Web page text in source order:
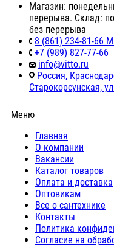
Магазин:
перерыва. Склад:
без перерыва
8 (861) 234-81-66
+7 (989) 827-77-66
info@vitto.ru
Россия,
Старокорсунская,
Меню
Главная
О компании
Вакансии
Каталог товаров
Оплата и доставка
Оптовикам
Все о сантехнике
Контакты
Политика
Согласие на